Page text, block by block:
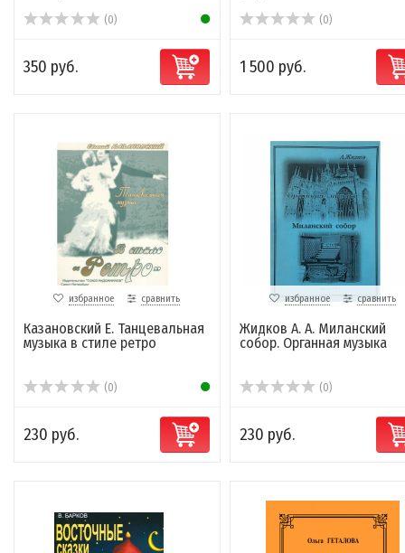
(0)
350 руб.
(0)
1 500 руб.
избранное сравнить
Казановский Е. Танцевальная
музыка в стиле ретро
(0)
230 руб.
избранное сравнить
Жидков А. А. Миланский
собор. Органная музыка
(0)
230 руб.